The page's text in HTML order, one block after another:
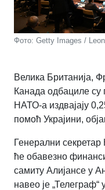
Фото: Getty Images /
Велика Британија,
Канада одбациле
НАТО-а издвајају
помоћ Украјини,
Генерални
ће обавезно
самиту Алијансе у
навео је